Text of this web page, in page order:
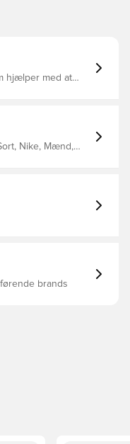
hjælper med at
Nike, Mænd,
brands